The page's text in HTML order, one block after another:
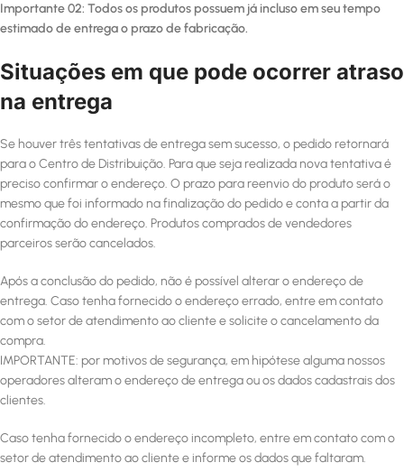
Importante 02: Todos os produtos possuem já incluso em seu tempo
estimado de entrega o prazo de fabricação.
Situações em que pode ocorrer atraso
na entrega
Se houver três tentativas de entrega sem sucesso, o pedido retornará
para o Centro de Distribuição. Para que seja realizada nova tentativa é
preciso confirmar o endereço. O prazo para reenvio do produto será o
mesmo que foi informado na finalização do pedido e conta a partir da
confirmação do endereço. Produtos comprados de vendedores
parceiros serão cancelados.
Após a conclusão do pedido, não é possível alterar o endereço de
entrega. Caso tenha fornecido o endereço errado, entre em contato
com o setor de atendimento ao cliente e solicite o cancelamento da
compra.
IMPORTANTE: por motivos de segurança, em hipótese alguma nossos
operadores alteram o endereço de entrega ou os dados cadastrais dos
clientes.
Caso tenha fornecido o endereço incompleto, entre em contato com o
setor de atendimento ao cliente e informe os dados que faltaram.